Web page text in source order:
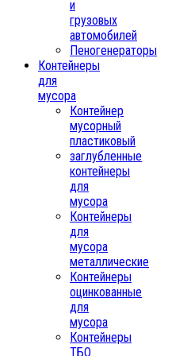
и
грузовых
автомобилей
Пеногенераторы
Контейнеры
для
мусора
Контейнер
мусорный
пластиковый
заглубленные
контейнеры
для
мусора
Контейнеры
для
мусора
металлические
Контейнеры
оцинкованные
для
мусора
Контейнеры
ТБО